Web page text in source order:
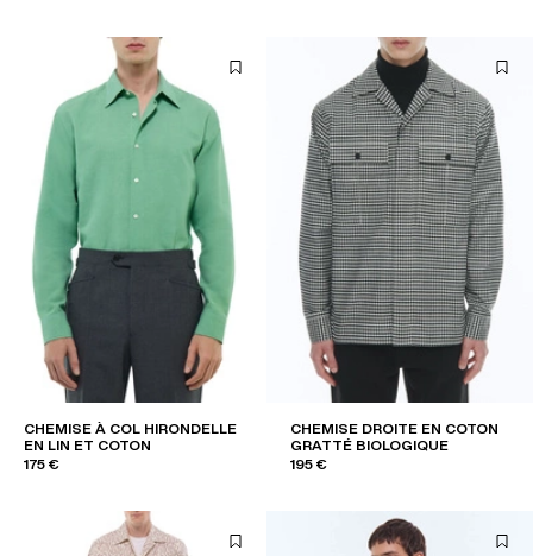
CHEMISE À COL HIRONDELLE
EN LIN ET COTON
175 €
CHEMISE DROITE EN COTON
GRATTÉ BIOLOGIQUE
195 €